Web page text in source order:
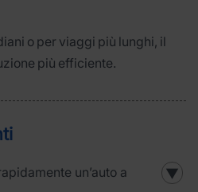
o per viaggi più lunghi, il
più efficiente.
un’auto a
▼